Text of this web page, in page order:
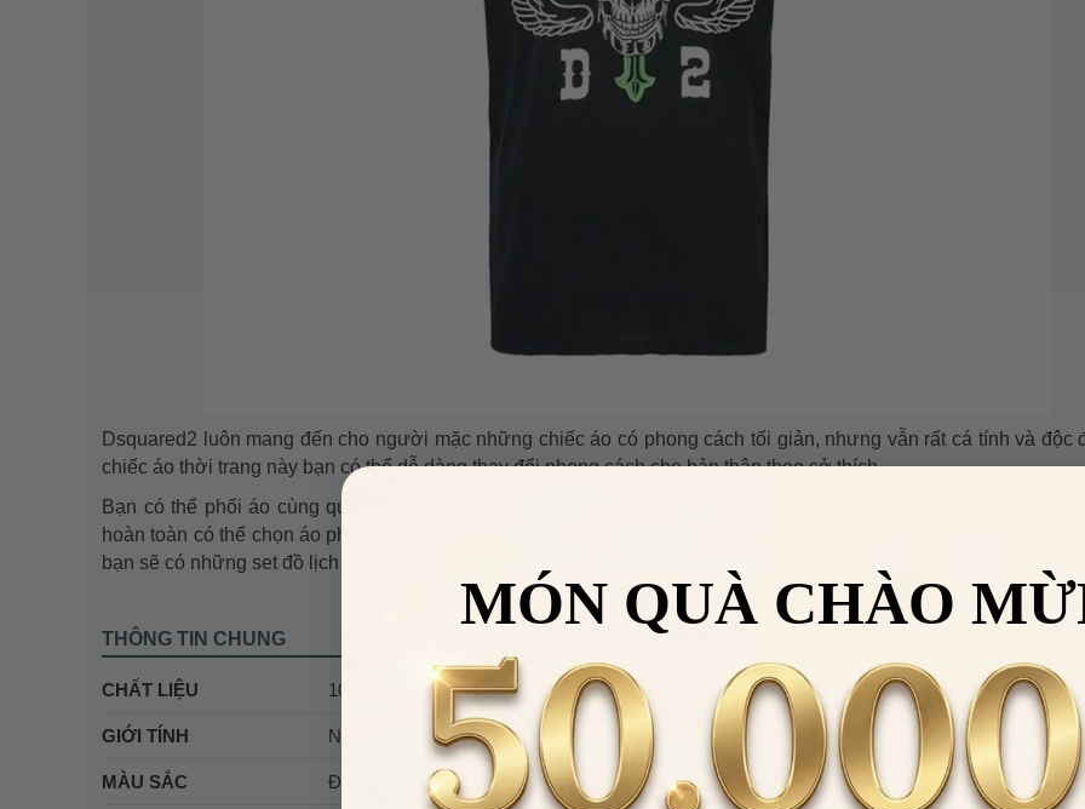
Dsquared2 luôn mang đến cho người mặc những chiếc áo có phong cách tối giản, nhưng vẫn rất cá tính và độc
chiếc áo thời trang này bạn có thể dễ dàng thay đổi phong cách cho bản thân theo sở thích.
Bạn có thể phối áo cùng quần jeans để đem đến phong cách năng động, khỏe khoắn. Hoặc cá tính, trẻ trung
hoàn toàn có thể chọn áo phối cùng 1 quần short khi đi dạo phố, đi chơi…Khéo léo kết hợp một cách linh hoạt,
bạn sẽ có những set đồ lịch lãm mà vẫn nam tính và hợp thời trang.
THÔNG TIN CHUNG
CHẤT LIỆU 100% Cotton
GIỚI TÍNH Nam
MÀU SẮC Đen
CHI TIẾT
SIZE THỜI TRANG M
MÓN QUÀ CHÀO